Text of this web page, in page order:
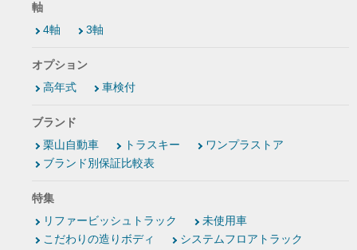
軸
4軸
3軸
オプション
高年式
車検付
ブランド
栗山自動車
トラスキー
ワンプラストア
ブランド別保証比較表
特集
リファービッシュトラック
未使用車
こだわりの造りボディ
システムフロアトラック